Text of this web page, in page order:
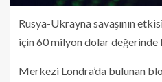
Rusya-Ukrayna savaşının
için 60 milyon dolar değerinde
Merkezi Londra’da bulunan